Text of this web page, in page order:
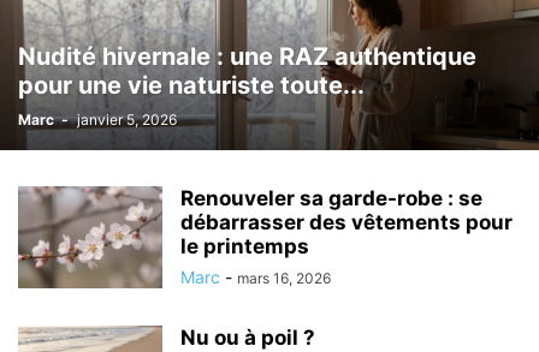
Nudité hivernale : une RAZ authentique
pour une vie naturiste toute...
Marc - janvier 5, 2026
Renouveler sa garde-robe : se
débarrasser des vêtements pour
le printemps
Marc - mars 16, 2026
Nu ou à poil ?